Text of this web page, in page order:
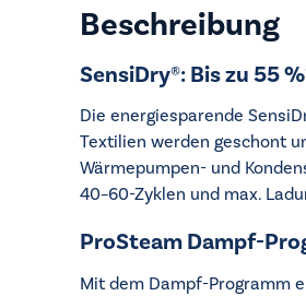
Beschreibung
SensiDry®: Bis zu 55
Die energiesparende
Textilien werden geschont
Wärmepumpen- und
40–60-Zyklen und max.
ProSteam Dampf-
Mit dem Dampf-Programm